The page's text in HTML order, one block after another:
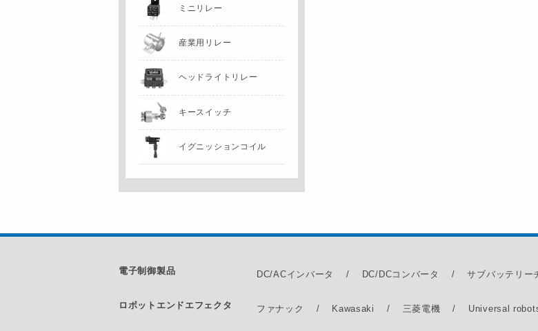
ミニリレー
産業用リレー
ヘッドライトリレー
キースイッチ
イグニッションコイル
電子制御製品 DC/ACインバータ DC/DCコンバータ サブバッテリー
ロボットエンドエフェクタ ファナック Kawasaki 三菱電機 Universal